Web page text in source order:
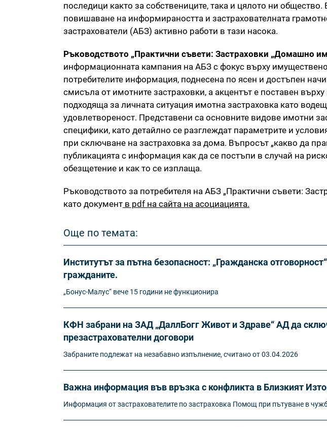
последици както за собствениците, така и цялото ни
повишаване на информираността и застрахователната
застрахователи (АБЗ) активно работи в тази насока.
Ръководството „Практични съвети: Застраховки „Домашно
информационната кампания на АБЗ с фокус върху
потребителите информация, поднесена по ясен и достъпен
смисъла от имотните застраховки, а акцентът е поставен
подходяща за личната ситуация имотна застраховка като
удовлетвореност. Представени са основните видове имотни
специфики, като детайлно се разглеждат параметрите и
при сключване на застраховка за дома. Въпросът „какво да
публикацията с информация как да се постъпи в случай на
обезщетение и как то се изплаща.
Ръководството за потребителя на АБЗ „Практични съвети:
като документ в pdf на сайта на асоциацията.
Още по темата:
Институтът за пътна безопасност: „Гражданска
гражданите.
„Бонус-Малус“ вече 15 години не функционира
КФН забрани на ЗАД „ДаллБогг Живот и Здраве“ АД да
презастрахователни договори
Забраните подлежат на незабавно изпълнение, считано от 03.04.2026
Важна информация във връзка с конфликта в Близкият
Информация от застрахователите по застраховка Помощ при пътуване в